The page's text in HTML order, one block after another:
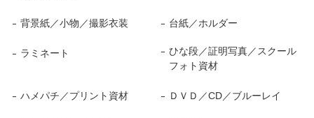
背景紙／小物／撮影衣装 台紙／ホルダー
ラミネート
ひな段／証明写真／スクール
フォト資材
ハメパチ／プリント資材 ＤＶＤ／CD／ブルーレイ